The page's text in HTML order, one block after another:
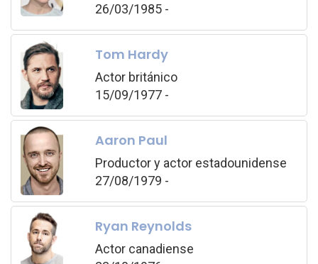
26/03/1985 -
Tom Hardy
Actor británico
15/09/1977 -
Aaron Paul
Productor y actor estadounidense
27/08/1979 -
Ryan Reynolds
Actor canadiense